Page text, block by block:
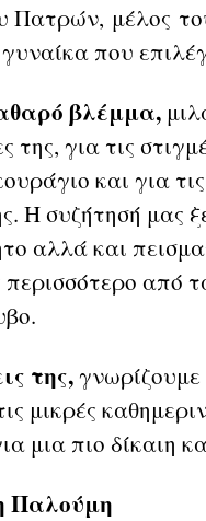
μέλος
που
βλέμμα,
της, για τις
και για
Η συζήτησή μας
αλλά και
περισσότερο από
της,
μικρές
μια πιο δίκαιη
Παλούμη